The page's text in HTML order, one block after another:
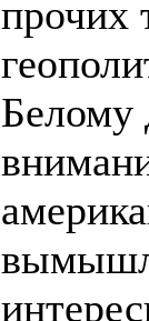
прочих
Белому